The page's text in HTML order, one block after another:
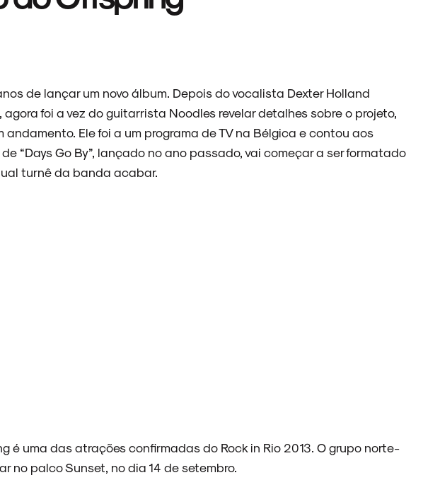
de lançar um novo álbum. Depois do vocalista Dexter Holland
foi a vez do guitarrista Noodles revelar detalhes sobre o projeto,
Ele foi a um programa de TV na Bélgica e contou aos
“Days Go By”, lançado no ano passado, vai começar a ser formatado
turnê da banda acabar.
é uma das atrações confirmadas do Rock in Rio 2013. O grupo norte-
no palco Sunset, no dia 14 de setembro.